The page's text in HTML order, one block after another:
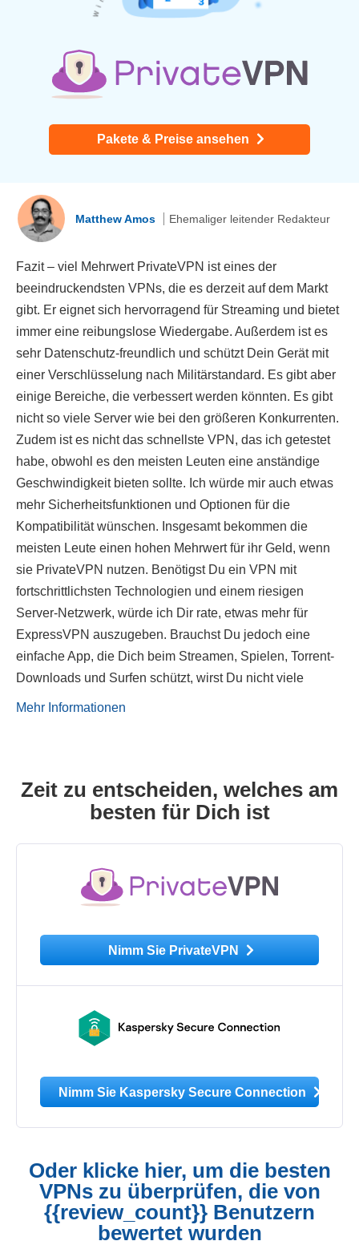
Pakete & Preise ansehen
Matthew Amos Ehemaliger leitender Redakteur
Fazit – viel Mehrwert PrivateVPN ist eines der
beeindruckendsten VPNs, die es derzeit auf dem Markt
gibt. Er eignet sich hervorragend für Streaming und bietet
immer eine reibungslose Wiedergabe. Außerdem ist es
sehr Datenschutz-freundlich und schützt Dein Gerät mit
einer Verschlüsselung nach Militärstandard. Es gibt aber
einige Bereiche, die verbessert werden könnten. Es gibt
nicht so viele Server wie bei den größeren Konkurrenten.
Zudem ist es nicht das schnellste VPN, das ich getestet
habe, obwohl es den meisten Leuten eine anständige
Geschwindigkeit bieten sollte. Ich würde mir auch etwas
mehr Sicherheitsfunktionen und Optionen für die
Kompatibilität wünschen. Insgesamt bekommen die
meisten Leute einen hohen Mehrwert für ihr Geld, wenn
sie PrivateVPN nutzen. Benötigst Du ein VPN mit
fortschrittlichsten Technologien und einem riesigen
Server-Netzwerk, würde ich Dir rate, etwas mehr für
ExpressVPN auszugeben. Brauchst Du jedoch eine
einfache App, die Dich beim Streamen, Spielen, Torrent-
Downloads und Surfen schützt, wirst Du nicht viele
Mehr Informationen
Zeit zu entscheiden, welches am
besten für Dich ist
Nimm Sie PrivateVPN
Nimm Sie Kaspersky Secure Connection
Oder klicke hier, um die besten
VPNs zu überprüfen, die von
{{review_count}} Benutzern
bewertet wurden